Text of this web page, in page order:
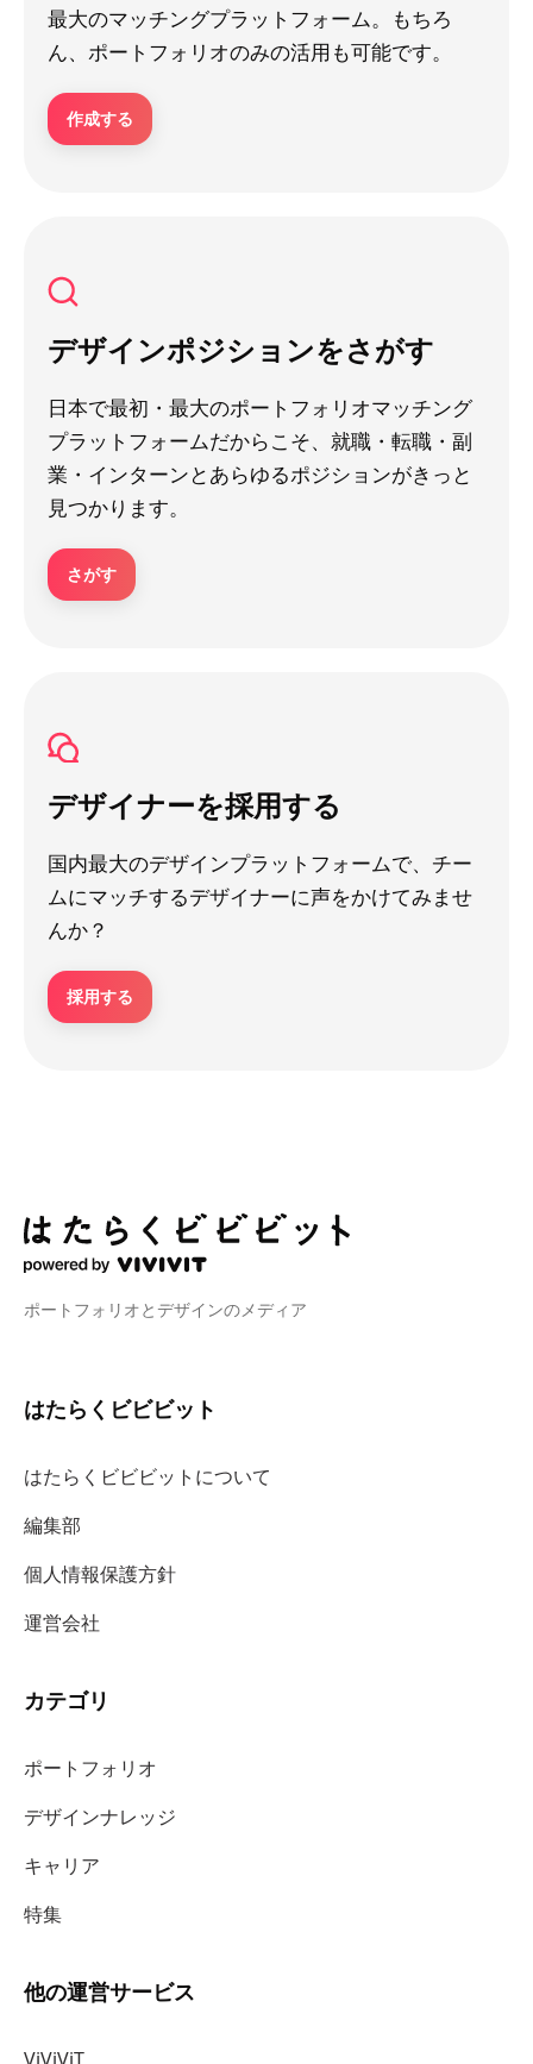
最大のマッチングプラットフォーム。もちろ
ん、ポートフォリオのみの活用も可能です。
作成する
デザインポジションをさがす
日本で最初・最大のポートフォリオマッチング
プラットフォームだからこそ、就職・転職・副
業・インターンとあらゆるポジションがきっと
見つかります。
さがす
デザイナーを採用する
国内最大のデザインプラットフォームで、チー
ムにマッチするデザイナーに声をかけてみませ
んか？
採用する
ポートフォリオとデザインのメディア
はたらくビビビット
はたらくビビビットについて
編集部
個人情報保護方針
運営会社
カテゴリ
ポートフォリオ
デザインナレッジ
キャリア
特集
他の運営サービス